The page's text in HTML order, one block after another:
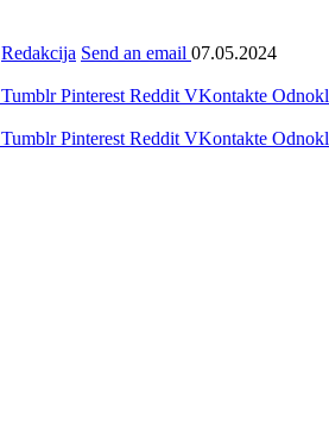
Redakcija Send an email 07.05.2024
Tumblr Pinterest Reddit VKontakte
Tumblr Pinterest Reddit VKontakte